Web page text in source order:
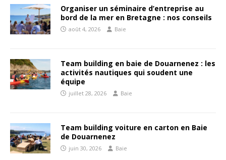
Organiser un séminaire d’entreprise au
bord de la mer en Bretagne : nos conseils
août 4, 2026 Baie
Team building en baie de Douarnenez : les
activités nautiques qui soudent une
équipe
juillet 28, 2026 Baie
Team building voiture en carton en Baie
de Douarnenez
juin 30, 2026 Baie